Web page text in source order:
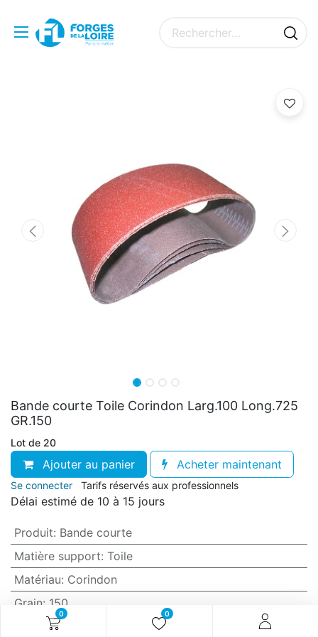
0 0
Bande courte Toile Corindon Larg.100 Long.725
GR.150
Lot de 20
Ajouter au panier Acheter maintenant
Se connecter Tarifs réservés aux professionnels
Délai estimé de 10 à 15 jours
Produit: Bande courte
Matière support: Toile
Matériau: Corindon
Grain: 150
Anti-encrassement
Non (standard)